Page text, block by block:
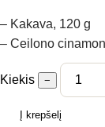
– Kakava, 120 g
– Ceilono
Kiekis −
Į krepšelį